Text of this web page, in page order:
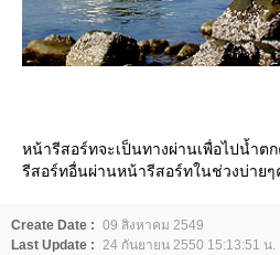
หน้ารีสอร์ทจะเป็นทางผ่านเพื่อไปน้ำตก
รีสอร์ทอื่นผ่านหน้ารีสอร์ทในช่วงบ่ายๆ
Create Date : 09 สิงหาคม 2549
Last Update : 24 กันยายน 2550 15:13:51 น.